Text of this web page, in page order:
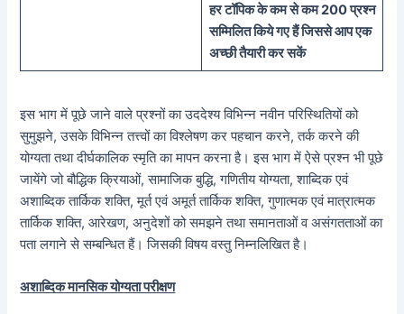
हर टॉपिक के कम से कम 200 प्रश्न
सम्मिलित किये गए हैं जिससे आप एक
अच्छी तैयारी कर सकें
इस भाग में पूछे जाने वाले प्रश्नों का उददेश्य विभिन्न नवीन परिस्थितियों को
सुमुझने, उसके विभिन्न तत्त्वों का विश्लेषण कर पहचान करने, तर्क करने की
योग्यता तथा दीर्घकालिक स्मृति का मापन करना है। इस भाग में ऐसे प्रश्न भी पूछे
जायेंगे जो बौद्धिक क्रियाओं, सामाजिक बुद्धि, गणितीय योग्यता, शाब्दिक एवं
अशाब्दिक तार्किक शक्ति, मूर्त एवं अमूर्त तार्किक शक्ति, गुणात्मक एवं मात्रात्मक
तार्किक शक्ति, आरेखण, अनुदेशों को समझने तथा समानताओं व असंगतताओं का
पता लगाने से सम्बन्धित हैं। जिसकी विषय वस्तु निम्नलिखित है।
अशाब्दिक मानसिक योग्यता परीक्षण